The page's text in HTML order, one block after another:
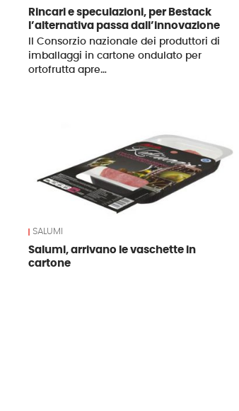
Rincari e speculazioni, per Bestack
l’alternativa passa dall’innovazione
Il Consorzio nazionale dei produttori di
imballaggi in cartone ondulato per
ortofrutta apre…
SALUMI
Salumi, arrivano le vaschette in
cartone